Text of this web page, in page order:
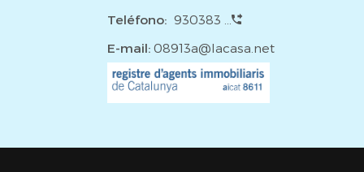
Teléfono: 930383 ...
E-mail: 08913a@lacasa.net